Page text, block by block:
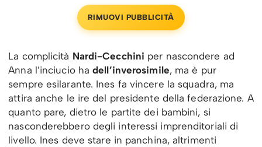
RIMUOVI PUBBLICITÀ
La complicità Nardi-Cecchini per nascondere ad
Anna l’inciucio hadell’inverosimile, ma è pur
sempre esilarante. Ines fa vincere la squadra, ma
attira anche le ire del presidente della federazione. A
quanto pare, dietro le partite dei bambini, si
nasconderebbero degli interessi imprenditoriali di
livello. Ines deve stare in panchina, altrimenti